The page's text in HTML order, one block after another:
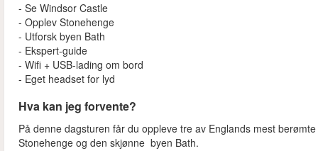
- Se Windsor Castle
- Opplev Stonehenge
- Utforsk byen Bath
- Ekspert-guide
- Wifi + USB-lading om bord
- Eget headset for lyd
Hva kan jeg forvente?
På denne dagsturen får du oppleve tre av Englands mest
Stonehenge og den skjønne byen Bath.